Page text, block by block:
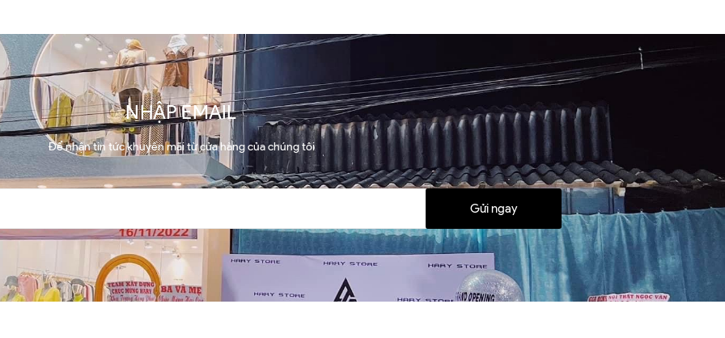
NHẬP EMAIL
Để nhận tin tức khuyến mãi từ cửa hàng của chúng tôi
Gửi ngay